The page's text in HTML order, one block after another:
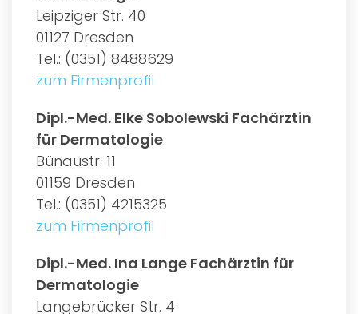
Leipziger Str. 40
01127 Dresden
Tel.: (0351) 8488629
zum Firmenprofil
Dipl.-Med. Elke Sobolewski Fachärztin
für Dermatologie
Bünaustr. 11
01159 Dresden
Tel.: (0351) 4215325
zum Firmenprofil
Dipl.-Med. Ina Lange Fachärztin für
Dermatologie
Langebrücker Str. 4